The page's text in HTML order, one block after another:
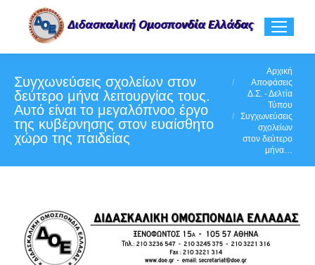
Συγχωνεύσεις σχολείων στον
δεύτερο μήνα λειτουργίας τους.
Αυτό είναι το μεγαλόπνοο έργο
της κυβέρνησης στον ευαίσθητο
χώρο της παιδείας
You are here:Αρχική
Αποφάσεις
Δ.Σ. - Δελτία
Τύπου
Συγχωνεύσεις
σχολείων
στον δεύτερο
μήνα…